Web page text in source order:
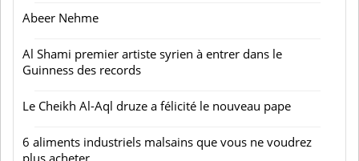
Extrait du Concert d'Abeer Nehme - Wada't El Layl (Cairo
Opera House)
Abeer Nehme
Al Shami premier artiste syrien à entrer dans le
Guinness des records
Le Cheikh Al-Aql druze a félicité le nouveau pape